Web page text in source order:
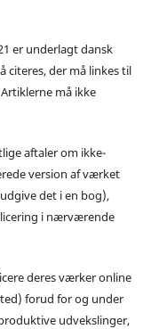
er underlagt dansk
citeres, der må linkes til
må ikke
aftaler om ikke-
version af værket
det i en bog),
i nærværende
deres værker online
forud for og under
udvekslinger,